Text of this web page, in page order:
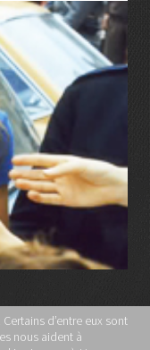
d’entre eux sont
nous aident à